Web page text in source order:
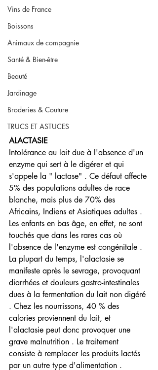
Vins de France
Boissons
Animaux de compagnie
Santé & Bien-être
Beauté
Jardinage
Broderies & Couture
TRUCS ET ASTUCES
ALACTASIE
Intolérance au lait due à l'absence d'un
enzyme qui sert à le digérer et qui
s'appele la " lactase" . Ce défaut affecte
5% des populations adultes de race
blanche, mais plus de 70% des
Africains, Indiens et Asiatiques adultes .
Les enfants en bas âge, en effet, ne sont
touchés que dans les rares cas où
l'absence de l'enzyme est congénitale .
La plupart du temps, l'alactasie se
manifeste après le sevrage, provoquant
diarrhées et douleurs gastro-intestinales
dues à la fermentation du lait non digéré
. Chez les nourrissons, 40 % des
calories proviennent du lait, et
l'alactasie peut donc provoquer une
grave malnutrition . Le traitement
consiste à remplacer les produits lactés
par un autre type d'alimentation .